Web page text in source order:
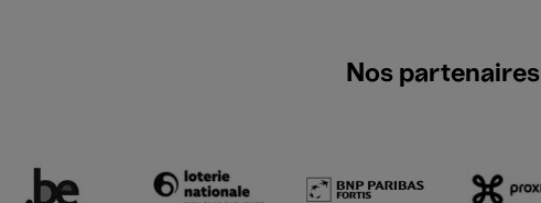
Nos partenaires